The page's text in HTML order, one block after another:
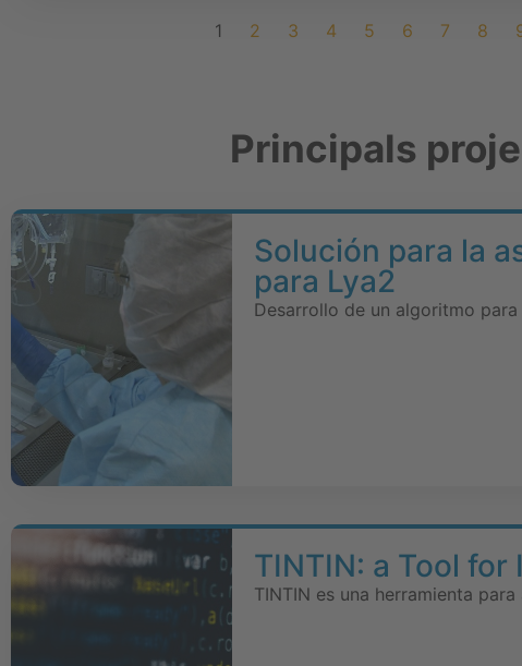
1 2 3 4 5 6 7 8
Principals
Solución para la
para Lya2
Desarrollo de un algoritmo
TINTIN: a Tool
TINTIN es una herramienta